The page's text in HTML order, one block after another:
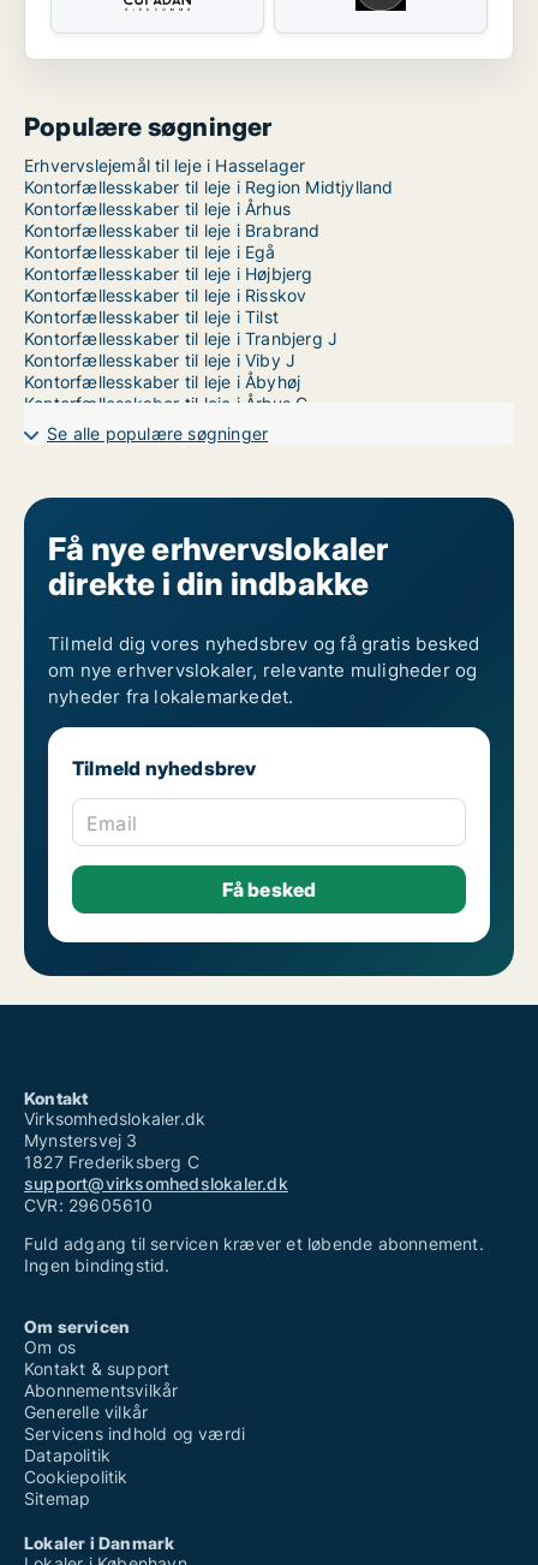
Populære søgninger
Erhvervslejemål til leje i Hasselager
Kontorfællesskaber til leje i Region Midtjylland
Kontorfællesskaber til leje i Århus
Kontorfællesskaber til leje i Brabrand
Kontorfællesskaber til leje i Egå
Kontorfællesskaber til leje i Højbjerg
Kontorfællesskaber til leje i Risskov
Kontorfællesskaber til leje i Tilst
Kontorfællesskaber til leje i Tranbjerg J
Kontorfællesskaber til leje i Viby J
Kontorfællesskaber til leje i Åbyhøj
Kontorfællesskaber til leje i Århus C
Kontorfællesskaber til leje i Århus N
Kontorfællesskaber til leje i Århus V
Se alle populære søgninger
Få nye erhvervslokaler
direkte i din indbakke
Tilmeld dig vores nyhedsbrev og få gratis besked
om nye erhvervslokaler, relevante muligheder og
nyheder fra lokalemarkedet.
Tilmeld nyhedsbrev
Email
Kontakt
Virksomhedslokaler.dk
Mynstersvej 3
1827 Frederiksberg C
support@virksomhedslokaler.dk
CVR: 29605610
Fuld adgang til servicen kræver et løbende abonnement.
Ingen bindingstid.
Om servicen
Om os
Kontakt & support
Abonnementsvilkår
Generelle vilkår
Servicens indhold og værdi
Datapolitik
Cookiepolitik
Sitemap
Lokaler i Danmark